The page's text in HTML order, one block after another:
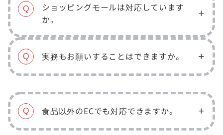
Q
ショッピングモールは対応しています
か。
Q 実務もお願いすることはできますか。
Q 食品以外のECでも対応できますか。